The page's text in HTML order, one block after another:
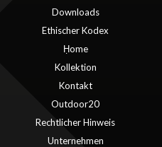
Downloads
Ethischer Kodex
Ḥome
Kollektion
Kontakt
Outdoor20
Rechtlicher Hinweis
Unternehmen